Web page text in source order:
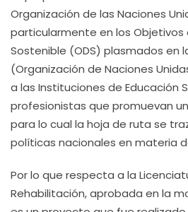
Organización de las Naciones
particularmente en los Objetivos
Sostenible (ODS) plasmados en
(Organización de Naciones
a las Instituciones de Educación
profesionistas que promuevan
para lo cual la hoja de ruta se
políticas nacionales en materia
Por lo que respecta a la
Rehabilitación, aprobada en la